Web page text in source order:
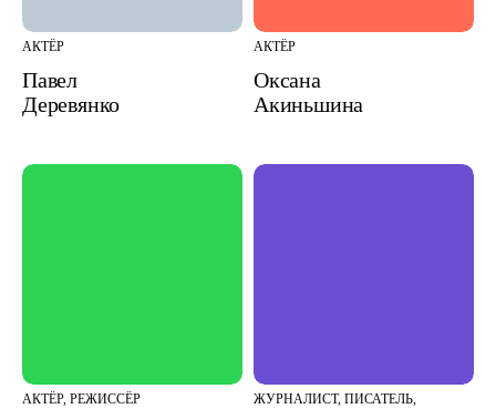
АКТЁР
Павел
Деревянко
АКТЁР
Оксана
Акиньшина
АКТЁР, РЕЖИССЁР
ЖУРНАЛИСТ, ПИСАТЕЛЬ,